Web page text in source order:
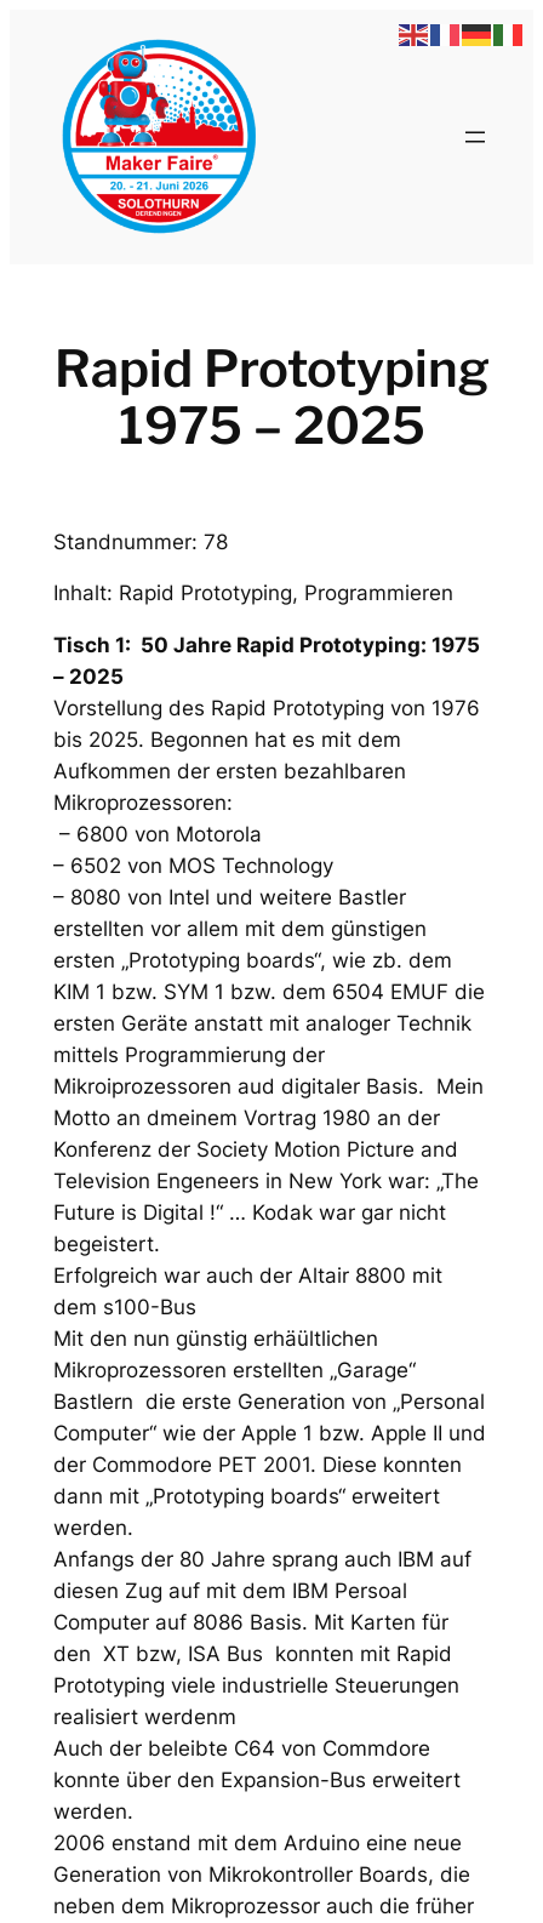
springen
Rapid Prototyping
1975 – 2025
Standnummer: 78
Inhalt: Rapid Prototyping, Programmieren
Tisch 1: 50 Jahre Rapid Prototyping: 1975
– 2025
Vorstellung des Rapid Prototyping von 1976
bis 2025. Begonnen hat es mit dem
Aufkommen der ersten bezahlbaren
Mikroprozessoren:
– 6800 von Motorola
– 6502 von MOS Technology
– 8080 von Intel und weitere Bastler
erstellten vor allem mit dem günstigen
ersten „Prototyping boards“, wie zb. dem
KIM 1 bzw. SYM 1 bzw. dem 6504 EMUF die
ersten Geräte anstatt mit analoger Technik
mittels Programmierung der
Mikroiprozessoren aud digitaler Basis. Mein
Motto an dmeinem Vortrag 1980 an der
Konferenz der Society Motion Picture and
Television Engeneers in New York war: „The
Future is Digital !“ … Kodak war gar nicht
begeistert.
Erfolgreich war auch der Altair 8800 mit
dem s100-Bus
Mit den nun günstig erhäültlichen
Mikroprozessoren erstellten „Garage“
Bastlern die erste Generation von „Personal
Computer“ wie der Apple 1 bzw. Apple II und
der Commodore PET 2001. Diese konnten
dann mit „Prototyping boards“ erweitert
werden.
Anfangs der 80 Jahre sprang auch IBM auf
diesen Zug auf mit dem IBM Persoal
Computer auf 8086 Basis. Mit Karten für
den XT bzw, ISA Bus konnten mit Rapid
Prototyping viele industrielle Steuerungen
realisiert werdenm
Auch der beleibte C64 von Commdore
konnte über den Expansion-Bus erweitert
werden.
2006 enstand mit dem Arduino eine neue
Generation von Mikrokontroller Boards, die
neben dem Mikroprozessor auch die früher